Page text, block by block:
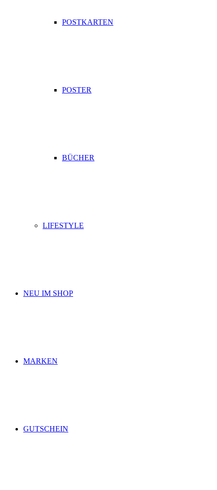
POSTKARTEN
POSTER
BÜCHER
LIFESTYLE
NEU IM SHOP
MARKEN
GUTSCHEIN